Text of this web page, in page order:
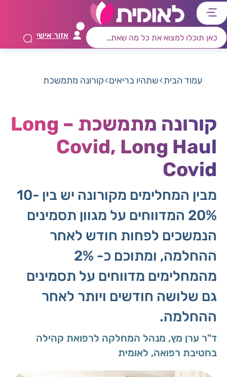
דלג
לתפריט
ראשי
דלג
לרכיב
חיפוש
דלג
לתוכן
מרכזי
דלג
לאזור
קישורים
אזור אישי
עמוד הבית שתהיו בריאים קורונה מתמשכת
קורונה מתמשכת – Long
Covid, Long Haul
Covid
מבין המחלימים מקורונה יש בין 10-
20% המדווחים על מגוון תסמינים
הנמשכים לפחות חודש לאחר
ההחלמה, ומתוכם כ- 2%
מהמחלימים מדווחים על תסמינים
גם שלושה חודשים ויותר לאחר
ההחלמה.
ד"ר ערן מץ, מנהל המחלקה לרפואת קהילה
בחטיבת רפואה, לאומית